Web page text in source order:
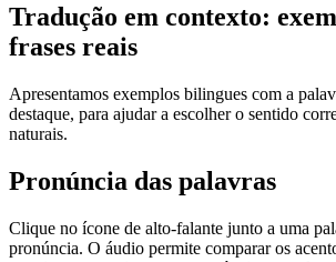
Tradução em contexto:
frases reais
Apresentamos exemplos bilingues com a
destaque, para ajudar a escolher o sentido
naturais.
Pronúncia das palavras
Clique no ícone de alto-falante junto a uma
pronúncia. O áudio permite comparar os